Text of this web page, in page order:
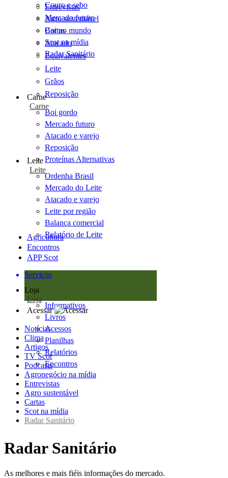
Entrevistas
Agro sustentável
Cartas
Scot na mídia
Radar Sanitário
Couro e sebo
Mercado futuro
Boi no mundo
Atacado
Equivalentes
Leite
Grãos
Reposição
Carne
Carne
Boi gordo
Mercado futuro
Atacado e varejo
Reposição
Proteínas Alternativas
Leite
Leite
Ordenha Brasil
Mercado do Leite
Atacado e varejo
Leite por região
Balança comercial
Relatório de Leite
Agricultura
Encontros
APP Scot
Serviços
Loja
Loja
Informativos
Livros
Acessos
Planilhas
Relatórios
Encontros
Acessar
Notícias
Clima
Artigos
TV Scot
Podcasts
Agronegócio na mídia
Entrevistas
Agro sustentável
Cartas
Scot na mídia
Radar Sanitário
Radar Sanitário
As melhores e mais fiéis informações do mercado.